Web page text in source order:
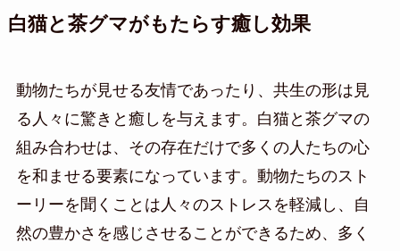
白猫と茶グマがもたらす癒し効果
動物たちが見せる友情であったり、共生の形は見
る人々に驚きと癒しを与えます。白猫と茶グマの
組み合わせは、その存在だけで多くの人たちの心
を和ませる要素になっています。動物たちのスト
ーリーを聞くことは人々のストレスを軽減し、自
然の豊かさを感じさせることができるため、多く